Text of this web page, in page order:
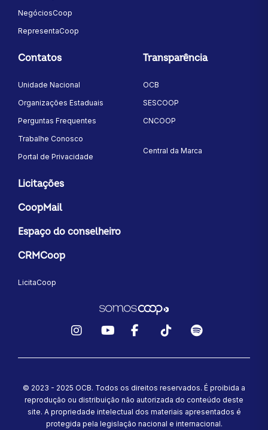
NegóciosCoop
RepresentaCoop
Contatos
Unidade Nacional
Organizações Estaduais
Perguntas Frequentes
Trabalhe Conosco
Portal de Privacidade
Transparência
OCB
SESCOOP
CNCOOP
Central da Marca
Licitações
CoopMail
Espaço do conselheiro
CRMCoop
LicitaCoop
© 2023 - 2025 OCB. Todos os direitos reservados. É proibida a
reprodução ou distribuição não autorizada do conteúdo deste
site. A propriedade intelectual dos materiais apresentados é
protegida pela legislação nacional e internacional.